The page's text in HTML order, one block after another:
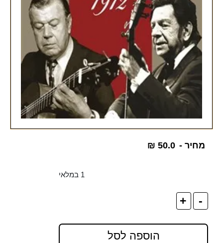
מחיר - ₪ 50.0
1 במלאי
-
+
הוספה לסל